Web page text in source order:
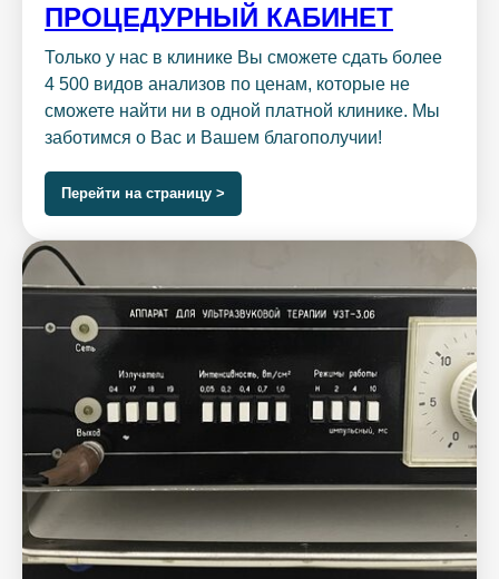
ПРОЦЕДУРНЫЙ КАБИНЕТ
Только у нас в клинике Вы сможете сдать более
4 500 видов анализов по ценам, которые не
сможете найти ни в одной платной клинике. Мы
заботимся о Вас и Вашем благополучии!
Перейти на страницу >